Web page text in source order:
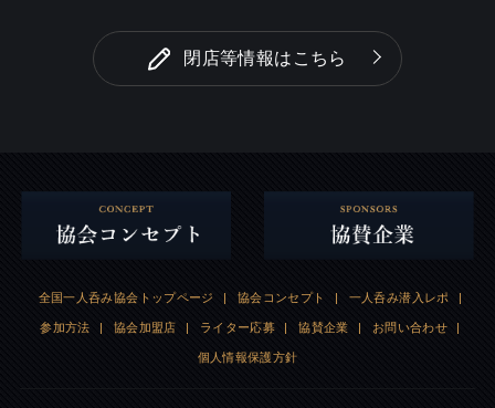
閉店等情報はこちら
全国一人呑み協会トップページ | 協会コンセプト | 一人呑み潜入レポ |
参加方法 | 協会加盟店 | ライター応募 | 協賛企業 | お問い合わせ |
個人情報保護方針